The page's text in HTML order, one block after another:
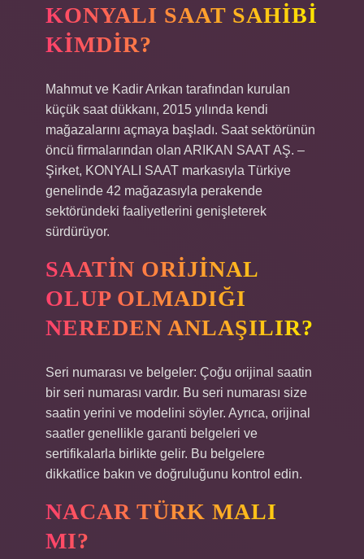
KONYALI SAAT SAHIBI
KIMDIR?
Mahmut ve Kadir Arıkan tarafından kurulan
küçük saat dükkanı, 2015 yılında kendi
mağazalarını açmaya başladı. Saat sektörünün
öncü firmalarından olan ARIKAN SAAT AŞ. –
Şirket, KONYALI SAAT markasıyla Türkiye
genelinde 42 mağazasıyla perakende
sektöründeki faaliyetlerini genişleterek
sürdürüyor.
SAATIN ORIJINAL
OLUP OLMADIĞI
NEREDEN ANLAŞILIR?
Seri numarası ve belgeler: Çoğu orijinal saatin
bir seri numarası vardır. Bu seri numarası size
saatin yerini ve modelini söyler. Ayrıca, orijinal
saatler genellikle garanti belgeleri ve
sertifikalarla birlikte gelir. Bu belgelere
dikkatlice bakın ve doğruluğunu kontrol edin.
NACAR TÜRK MALI
MI?